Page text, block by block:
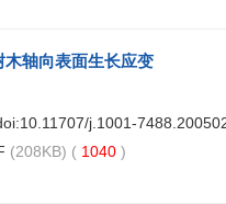
轴向表面生长应变
10.11707/j.1001-
(208KB) ( 1040 )